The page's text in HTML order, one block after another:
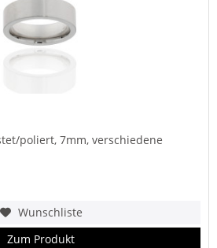
poliert, 7mm, verschiedene
Wunschliste
Zum Produkt